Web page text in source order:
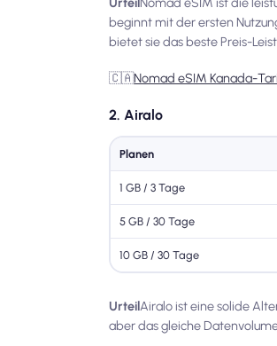
beginnt mit der ersten
bietet sie das beste Preis-
🇨🇦Nomad eSIM Kanada-
2. Airalo
Planen
1 GB / 3 Tage
5 GB / 30 Tage
10 GB / 30 Tage
UrteilAiralo ist eine solide
aber das gleiche